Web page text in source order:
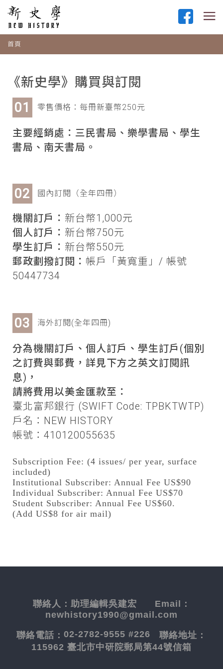
首頁
《新史學》購買與訂閱
零售價格：每冊新臺幣250元
主要經銷處：三民書局、樂學書局、學生
書局、南天書局。
國內訂閱（全年四冊）
機關訂戶： 新台幣1,000元
個人訂戶： 新台幣750元
學生訂戶： 新台幣550元
郵政劃撥訂閱： 帳戶「黃寬重」/ 帳號
50447734
海外訂閱(全年四冊)
分為機關訂戶、個人訂戶、學生訂戶(個別
之訂費與郵費，詳見下方之英文訂閱訊
息)，
請將費用以美金匯款至：
臺北富邦銀行 (SWIFT Code: TPBKTWTP)
戶名：NEW HISTORY
帳號：410120055635
Subscription Fee: (4 issues/ per year, surface
included)
Institutional Subscriber: Annual Fee US$90
Individual Subscriber: Annual Fee US$70
Student Subscriber: Annual Fee US$60.
(Add US$8 for air mail)
聯絡人： 助理編輯吳建宏 Email：
newhistory1990@gmail.com
聯絡電話： 02-2782-9555 #226 聯絡地址：
115962 臺北市中研院郵局第44號信箱